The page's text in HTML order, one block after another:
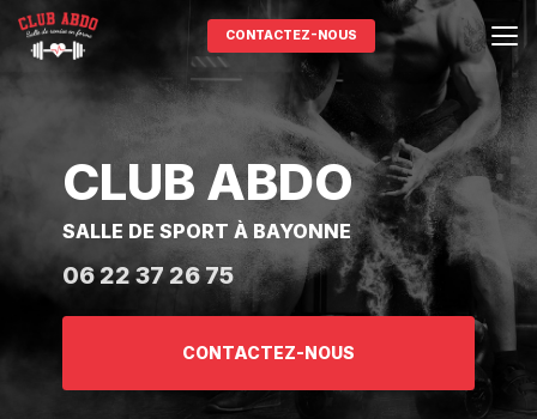
Aller
contenu
CONTACTEZ-NOUS
CLUB ABDO
SALLE DE SPORT À BAYONNE
06 22 37 26 75
CONTACTEZ-NOUS